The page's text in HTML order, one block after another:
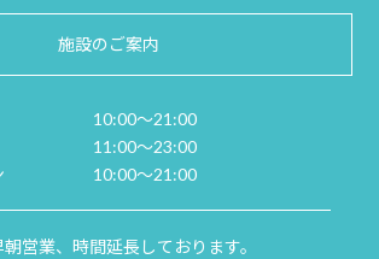
施設のご案内
10:00～21:00
11:00～23:00
10:00～21:00
営業、時間延長しております。